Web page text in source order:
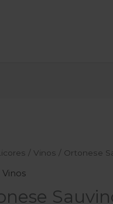
/ Vinos / Ortonese
Vinos